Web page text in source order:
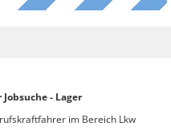
- Lager
im Bereich Lkw